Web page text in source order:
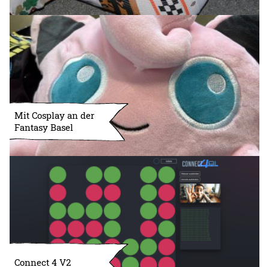
Mit Cosplay an der
Fantasy Basel
Connect 4 V2